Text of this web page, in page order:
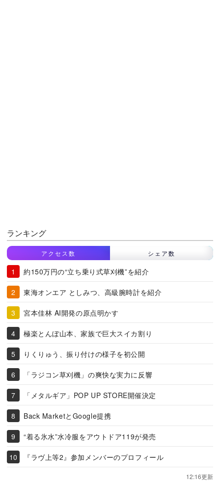
ランキング
アクセス数 シェア数
約150万円の“立ち乗り式草刈機”を紹介
東海オンエア としみつ、高級腕時計を紹介
宮本佳林 AI開発の原点明かす
極楽とんぼ山本、家族で巨大スイカ割り
りくりゅう、振り付けの様子を初公開
「ラジコン草刈機」の爽快な実力に反響
「メタルギア」POP UP STORE開催決定
Back MarketとGoogle提携
“着る氷水”水冷服をアウトドア119が発売
『ラヴ上等2』参加メンバーのプロフィール
12:16更新